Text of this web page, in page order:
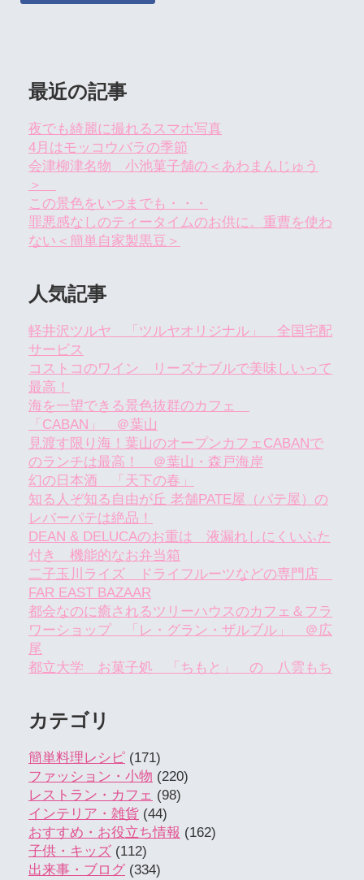
最近の記事
夜でも綺麗に撮れるスマホ写真
4月はモッコウバラの季節
会津柳津名物 小池菓子舗の＜あわまんじゅう
＞
この景色をいつまでも・・・
罪悪感なしのティータイムのお供に。重曹を使わ
ない＜簡単自家製黒豆＞
人気記事
軽井沢ツルヤ 「ツルヤオリジナル」 全国宅配
サービス
コストコのワイン リーズナブルで美味しいって
最高！
海を一望できる景色抜群のカフェ
「CABAN」 ＠葉山
見渡す限り海！葉山のオープンカフェCABANで
のランチは最高！ ＠葉山・森戸海岸
幻の日本酒 「天下の春」
知る人ぞ知る自由が丘 老舗PATE屋（パテ屋）の
レバーパテは絶品！
DEAN & DELUCAのお重は 液漏れしにくいふた
付き 機能的なお弁当箱
二子玉川ライズ ドライフルーツなどの専門店
FAR EAST BAZAAR
都会なのに癒されるツリーハウスのカフェ＆フラ
ワーショップ 「レ・グラン・ザルブル」 ＠広
尾
都立大学 お菓子処 「ちもと」 の 八雲もち
カテゴリ
簡単料理レシピ (171)
ファッション・小物 (220)
レストラン・カフェ (98)
インテリア・雑貨 (44)
おすすめ・お役立ち情報 (162)
子供・キッズ (112)
出来事・ブログ (334)